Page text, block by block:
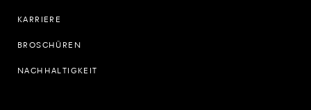
KARRIERE
BROSCHÜREN
NACHHALTIGKEIT